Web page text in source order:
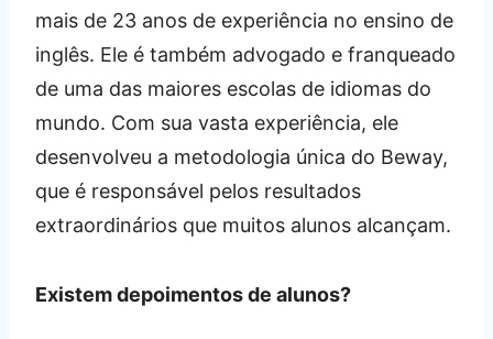
mais de 23 anos de experiência no ensino de
inglês. Ele é também advogado e franqueado
de uma das maiores escolas de idiomas do
mundo. Com sua vasta experiência, ele
desenvolveu a metodologia única do Beway,
que é responsável pelos resultados
extraordinários que muitos alunos alcançam.
Existem depoimentos de alunos?